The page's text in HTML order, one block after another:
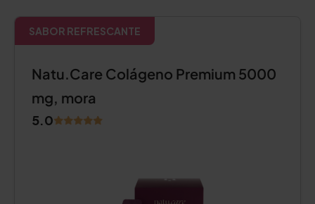
SABOR REFRESCANTE
Natu.Care Colágeno Premium 5000
mg, mora
5.0